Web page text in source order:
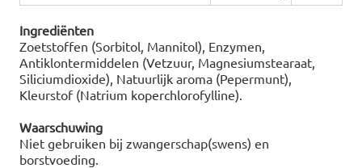
Ingrediënten
Zoetstoffen (Sorbitol, Mannitol), Enzymen,
Antiklontermiddelen (Vetzuur, Magnesiumstearaat,
Siliciumdioxide), Natuurlijk aroma (Pepermunt),
Kleurstof (Natrium koperchlorofylline).
Waarschuwing
Niet gebruiken bij zwangerschap(swens) en
borstvoeding.